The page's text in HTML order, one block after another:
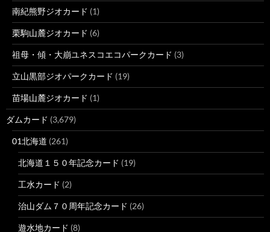
南紀熊野ジオカード (1)
栗駒山麓ジオカード (6)
祖母・傾・大崩ユネスコエコパークカード (3)
立山黒部ジオパークカード (19)
苗場山麓ジオカード (1)
ダムカード (3,679)
01北海道 (261)
北海道１５０年記念カード (19)
工水カード (2)
治山ダム７０周年記念カード (26)
遊水地カード (8)